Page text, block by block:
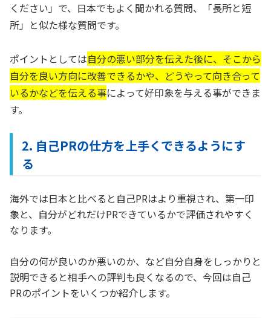
ください」で、日本でもよく聞かれる質問、「長所と短
所」と似た様な質問です。
ポイントとしては自分の悪い部分を伝えた後に、そこから
自分を良い方向に改善できるかや、どうやって向き合って
いるかなどを伝える事によって好印象を与える事ができま
す。
2. 自己PRの仕方を上手くできるようにす
る
海外では日本と比べると自己PRはより重視され、第一印
象と、自分がどれだけPRできているかで評価されやすく
なります。
自分の何が良いのか悪いのか、など自分自身をしっかりと
説明できると相手への評判も良くなるので、今回は自己
PRのポイントをいくつか紹介します。